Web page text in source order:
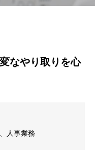
なやり取りを心
人事業務